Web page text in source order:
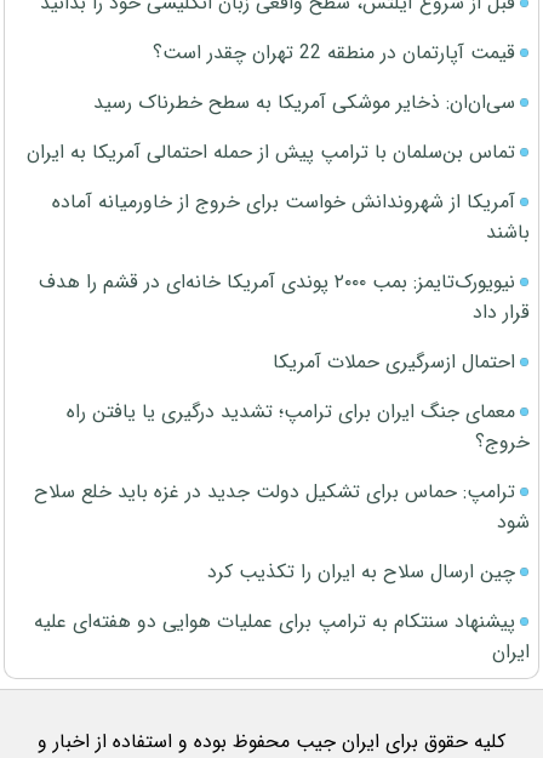
قیمت آپارتمان در منطقه 22 تهران چقدر است؟
سی‌ان‌ان: ذخایر موشکی آمریکا به سطح خطرناک رسید
تماس بن‌سلمان با ترامپ پیش از حمله احتمالی آمریکا به ایران
آمریکا از شهروندانش خواست برای خروج از خاورمیانه آماده
باشند
نیویورک‌تایمز: بمب ۲۰۰۰ پوندی آمریکا خانه‌ای در قشم را هدف
قرار داد
احتمال ازسرگیری حملات آمریکا
معمای جنگ ایران برای ترامپ؛ تشدید درگیری یا یافتن راه
خروج؟
ترامپ: حماس برای تشکیل دولت جدید در غزه باید خلع سلاح
شود
چین ارسال سلاح به ایران را تکذیب کرد
پیشنهاد سنتکام به ترامپ برای عملیات هوایی دو هفته‌ای علیه
ایران
کلیه حقوق برای ایران جیب محفوظ بوده و استفاده از اخبار و